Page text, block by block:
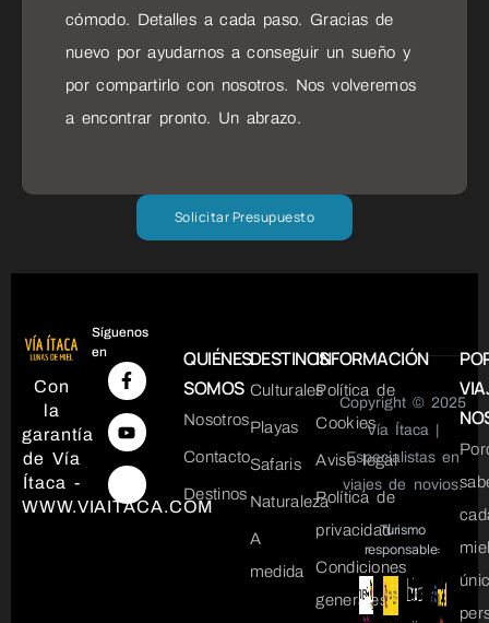
Solicitar Presupuesto
Con
la
garantía
de Vía
Ítaca -
WWW.VIAITACA.COM
Síguenos
en
QUIÉNES
SOMOS
Nosotros
Contacto
Destinos
DESTINOS
Culturales
Playas
Safaris
Naturaleza
A
medida
INFORMACIÓN
Política de
Cookies
Aviso legal
Política de
privacidad
Condiciones
generales
Copyright © 2025
Vía Ítaca |
Especialistas en
viajes de novios.
Turismo
responsable: